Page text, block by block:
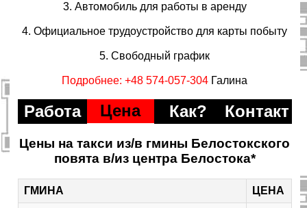
3. Автомобиль для работы в аренду
4. Официальное трудоустройство для карты побыту
5. Свободный график
Подробнее: +48 574-057-304 Галина
Работа Цена Как? Контакт
Цены на такси из/в гмины Белостокского
повята в/из центра Белостока*
ГМИНА ЦЕНА